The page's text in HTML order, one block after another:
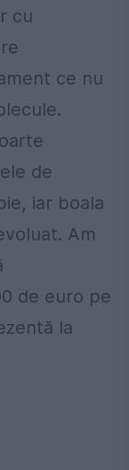
cu
ce nu
de
iar boala
Am
de euro pe
la